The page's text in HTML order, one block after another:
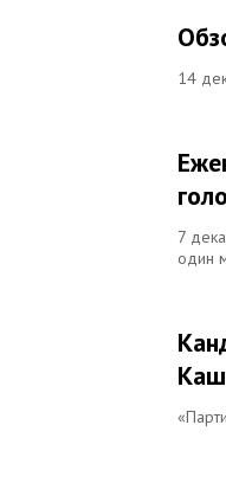
14
7
один